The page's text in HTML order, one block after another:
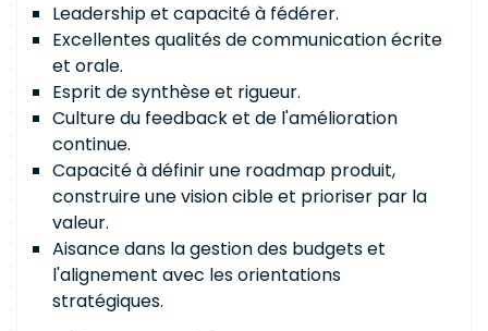
Leadership et capacité à fédérer.
Excellentes qualités de communication écrite
et orale.
Esprit de synthèse et rigueur.
Culture du feedback et de l'amélioration
continue.
Capacité à définir une roadmap produit,
construire une vision cible et prioriser par la
valeur.
Aisance dans la gestion des budgets et
l'alignement avec les orientations
stratégiques.